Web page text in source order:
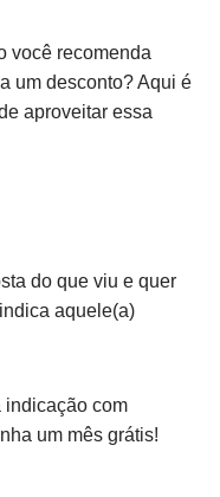
você recomenda
um desconto? Aqui é
aproveitar essa
do que viu e quer
aquele(a)
indicação com
um mês grátis!